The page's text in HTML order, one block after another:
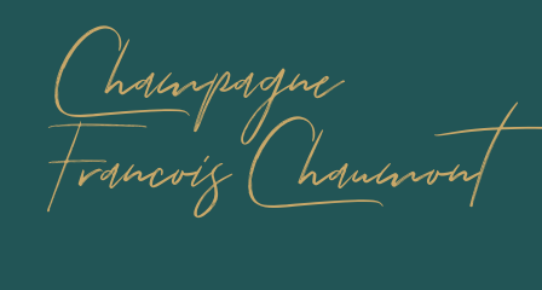
Champagne
Francois Chaumont